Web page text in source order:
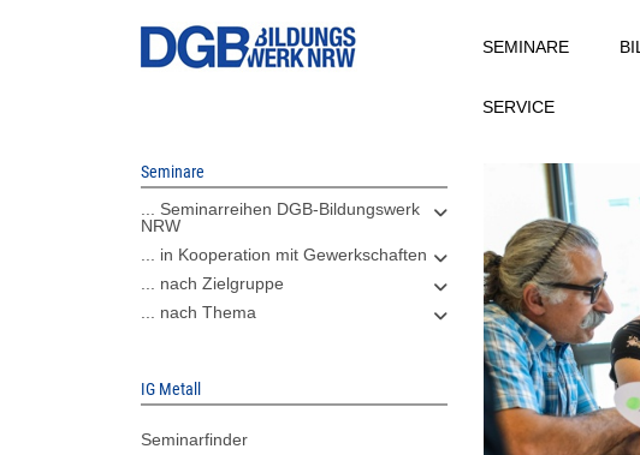
SEMINARE
SERVICE
Seminare
... Seminarreihen DGB-Bildungswerk
NRW
... in Kooperation mit Gewerkschaften
... nach Zielgruppe
... nach Thema
IG Metall
Seminarfinder